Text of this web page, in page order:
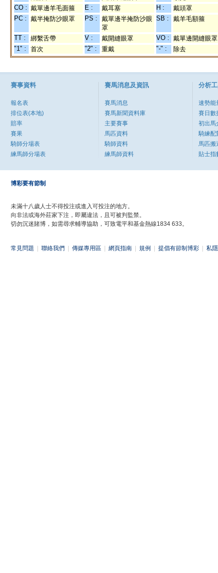
CO : 戴單邊羊毛面箍 E : 戴耳塞 H :
戴頭罩
PC : 戴半掩防沙眼罩 PS :
戴單邊半掩防沙眼
罩
SB : 戴羊毛額箍
TT : 綁繫舌帶 V : 戴開縫眼罩 VO : 戴單邊開縫眼罩
"1" :
首次 "2" : 重戴 "-" : 除去
賽事資料
報名表
排位表(本地)
賠率
賽果
騎師分場表
練馬師分場表
賽馬消息及資訊
賽馬消息
賽馬新聞資料庫
主要賽事
馬匹資料
騎師資料
練馬師資料
分析
速勢能
賽日數
初出馬
騎練配
馬匹搬
貼士指
博彩要有節制
未滿十八歲人士不得投注或進入可投注的地方。
向非法或海外莊家下注，即屬違法，且可被判監禁。
切勿沉迷賭博，如需尋求輔導協助，可致電平和基金熱線1834 633。
常見問題 聯絡我們 傳媒專用區 網頁指南 規例 提倡有節制博彩 私